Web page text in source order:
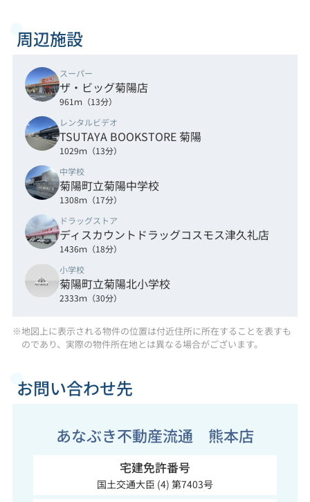
周辺施設
スーパー
ザ・ビッグ菊陽店
961ｍ（13分）
レンタルビデオ
TSUTAYA BOOKSTORE 菊陽
1029ｍ（13分）
中学校
菊陽町立菊陽中学校
1308ｍ（17分）
ドラッグストア
ディスカウントドラッグコスモス津久礼店
1436ｍ（18分）
小学校
菊陽町立菊陽北小学校
2333ｍ（30分）
※地図上に表示される物件の位置は付近住所に所在することを表すも
のであり、実際の物件所在地とは異なる場合がございます。
お問い合わせ先
あなぶき不動産流通 熊本店
宅建免許番号
国土交通大臣 (4) 第7403号